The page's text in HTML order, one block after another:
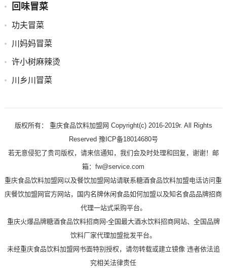
回味冒菜
功夫冒菜
川妈妈冒菜
许小树麻辣烫
川乡川冒菜
版权所有： 重庆食品饮料加盟网 Copyright(c) 2016-2019r. All Rights
Reserved 豫ICP备18014680号
若无意侵犯了贵司版权，请来信通知，我们会及时处理和回复，谢谢！邮
箱：fw@service.com
重庆食品饮料加盟网以及餐饮加盟网站请联系糖酒食品饮料加盟电话访问重
庆餐饮加盟网官方网站，国内名牌休闲食品如何加盟以及知名食品品牌招商
代理一站式采购平台。
重庆火爆品牌糖酒食品饮料招商网-全国最大酒水饮料招商网站、全国品牌
饮料厂家代理加盟批发平台。
未经重庆食品饮料加盟网书面特别授权，请勿转载或建立镜像 违者依法追
究相关法律责任